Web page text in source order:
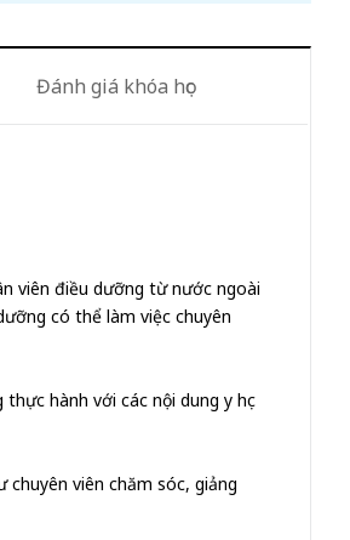
Đánh giá khóa học
viên điều dưỡng từ nước ngoài
có thể làm việc chuyên
hành với các nội dung y học
viên chăm sóc, giảng